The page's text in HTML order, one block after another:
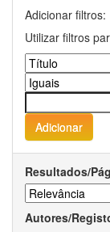
Adicionar filtros:
Utilizar filtros
Resultados/
Autores/